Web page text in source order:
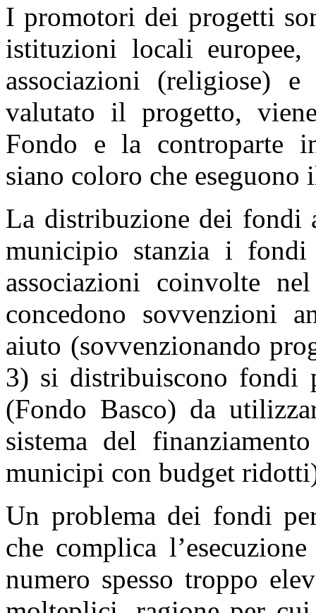
I promotori dei progetti
istituzioni locali
associazioni (religiose)
valutato il progetto,
Fondo e la controparte
siano coloro che eseguono
La distribuzione dei fondi
municipio stanzia i
associazioni coinvolte
concedono sovvenzioni
aiuto (sovvenzionando
3) si distribuiscono fondi
(Fondo Basco) da
sistema del
municipi con budget
Un problema dei fondi
che complica
numero spesso troppo